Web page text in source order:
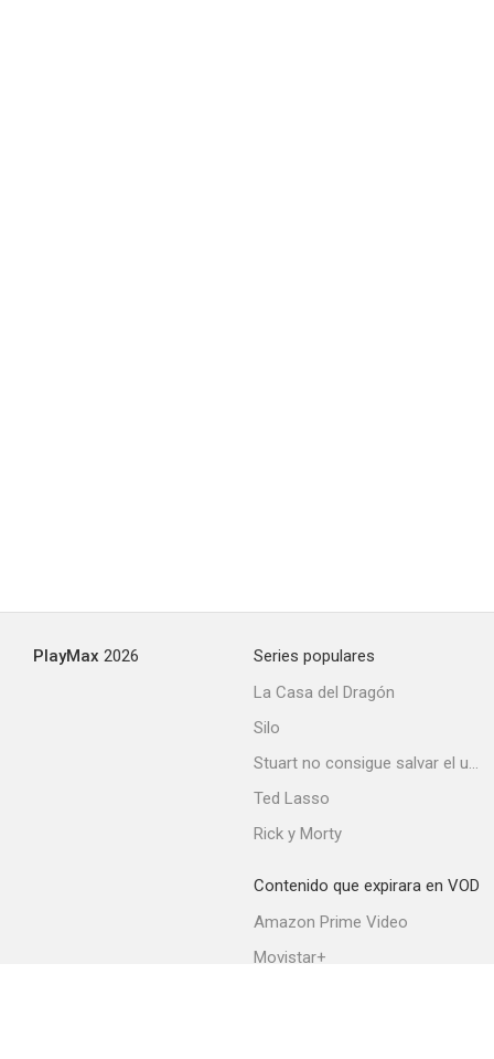
PlayMax 2026
Series populares
La Casa del Dragón
Silo
Stuart no consigue salvar el universo
Ted Lasso
Rick y Morty
Contenido que expirara en VOD
Amazon Prime Video
Movistar+